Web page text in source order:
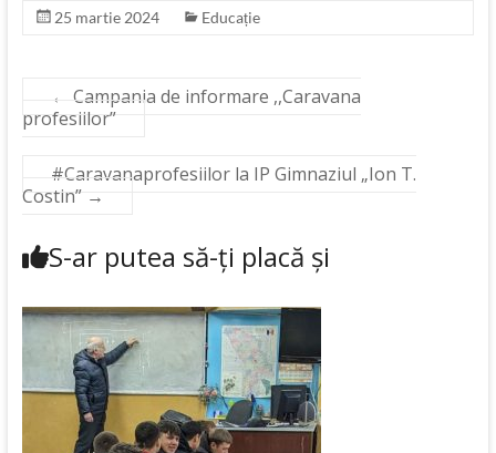
25 martie 2024 Educație
←
Campania de informare ,,Caravana
profesiilor”
#Caravanaprofesiilor la IP Gimnaziul „Ion T.
Costin” →
S-ar putea să-ți placă și